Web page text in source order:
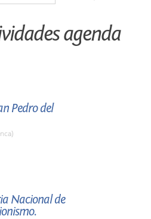
agenda
Pedro del
Nacional de